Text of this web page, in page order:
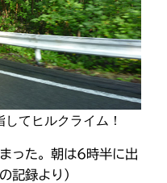
てヒルクライム！
った。朝は6時半に出
記録より）